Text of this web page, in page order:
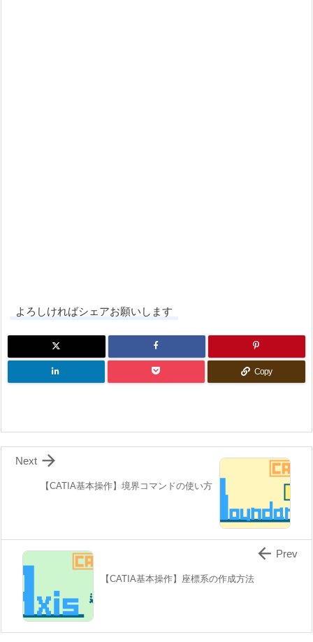
よろしければシェアお願いします
Copy
【CATIA基本操作】境界コマンドの使い方

Next
【CATIA基本操作】座標系の作成方法
 Prev